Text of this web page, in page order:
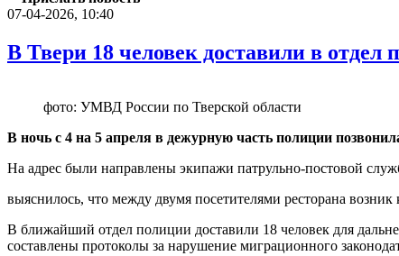
07-04-2026, 10:40
В Твери 18 человек доставили в отдел
фото: УМВД России по Тверской области
В ночь с 4 на 5 апреля в дежурную часть полиции
На адрес были направлены экипажи патрульно-постовой
выяснилось, что между двумя посетителями ресторана
В ближайший отдел полиции доставили 18 человек для
составлены протоколы за нарушение миграционного